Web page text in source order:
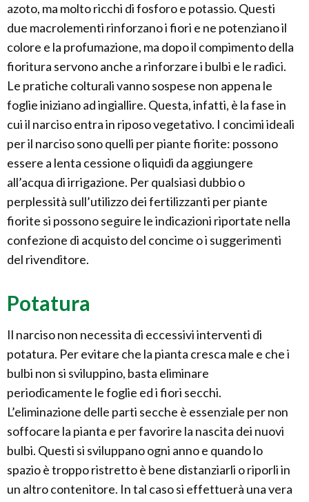
azoto, ma molto ricchi di fosforo e potassio. Questi
due macrolementi rinforzano i fiori e ne potenziano il
colore e la profumazione, ma dopo il compimento della
fioritura servono anche a rinforzare i bulbi e le radici.
Le pratiche colturali vanno sospese non appena le
foglie iniziano ad ingiallire. Questa, infatti, è la fase in
cui il narciso entra in riposo vegetativo. I concimi ideali
per il narciso sono quelli per piante fiorite: possono
essere a lenta cessione o liquidi da aggiungere
all’acqua di irrigazione. Per qualsiasi dubbio o
perplessità sull’utilizzo dei fertilizzanti per piante
fiorite si possono seguire le indicazioni riportate nella
confezione di acquisto del concime o i suggerimenti
del rivenditore.
Potatura
Il narciso non necessita di eccessivi interventi di
potatura. Per evitare che la pianta cresca male e che i
bulbi non si sviluppino, basta eliminare
periodicamente le foglie ed i fiori secchi.
L’eliminazione delle parti secche è essenziale per non
soffocare la pianta e per favorire la nascita dei nuovi
bulbi. Questi si sviluppano ogni anno e quando lo
spazio è troppo ristretto è bene distanziarli o riporli in
un altro contenitore. In tal caso si effettuerà una vera